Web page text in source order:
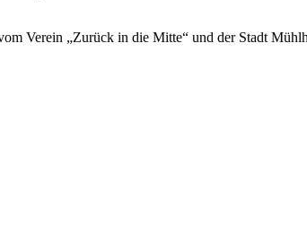
Verein „Zurück in die Mitte“ und der Stadt